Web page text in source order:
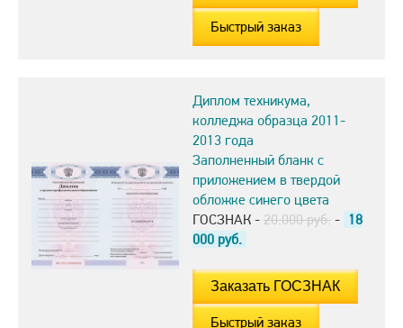
Быстрый заказ
Диплом техникума,
колледжа образца 2011-
2013 года
Заполненный бланк с
приложением в твердой
обложке синего цвета
ГОСЗНАК - 20.000 руб. - 18
000 руб.
Быстрый заказ